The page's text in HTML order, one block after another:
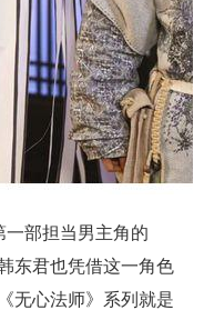
部担当男主角的
东君也凭借这一角色
无心法师》系列就是